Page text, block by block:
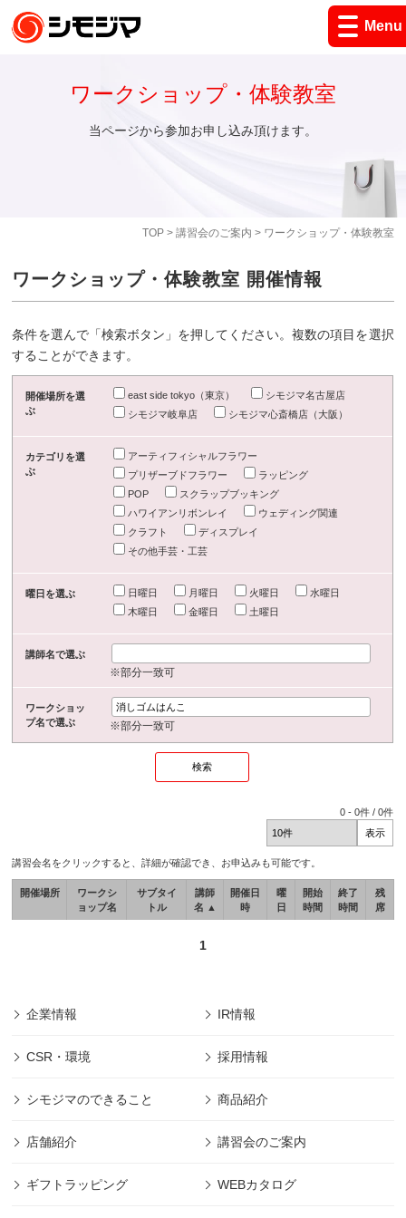
Menu
TOP> 講習会のご案内 > ワークショップ・体験教室
ワークショップ・体験教室
当ページから参加お申し込み頂けます。
ワークショップ・体験教室 開催情報
条件を選んで「検索ボタン」を押してください。複数の項目を選択
することができます。
開催場所を選
ぶ
east side tokyo（東京）
シモジマ名古屋店
シモジマ岐阜店
シモジマ心斎橋店（大阪）
カテゴリを選
ぶ
アーティフィシャルフラワー
プリザーブドフラワー
ラッピング
POP
スクラップブッキング
ハワイアンリボンレイ
ウェディング関連
クラフト
ディスプレイ
その他手芸・工芸
曜日を選ぶ 日曜日 月曜日 火曜日
水曜日
木曜日
金曜日 土曜日
講師名で選ぶ
※部分一致可
ワークショッ
プ名で選ぶ
※部分一致可
0 -0件 /0件
講習会名をクリックすると、詳細が確認でき、お申込みも可能です。
開催場所
ワークシ
ョップ名
サブタイ
トル
講師
名 ▲
開催日
時
曜
日
開始
時間
終了
時間
残
席
1
企業情報 IR情報
CSR・環境 採用情報
シモジマのできること 商品紹介
店舗紹介 講習会のご案内
ギフトラッピング WEBカタログ